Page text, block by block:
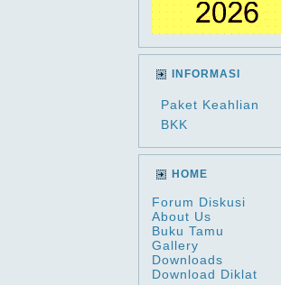
INFORMASI
Paket Keahlian
BKK
HOME
Forum Diskusi
About Us
Buku Tamu
Gallery
Downloads
Download Diklat